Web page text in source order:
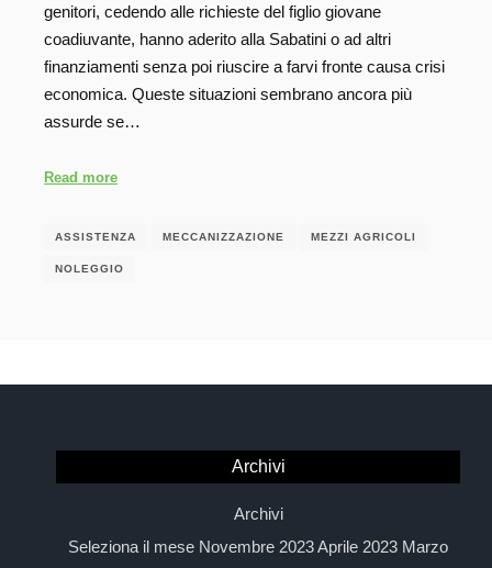
genitori, cedendo alle richieste del figlio giovane
coadiuvante, hanno aderito alla Sabatini o ad altri
finanziamenti senza poi riuscire a farvi fronte causa crisi
economica. Queste situazioni sembrano ancora più
assurde se…
Read more
ASSISTENZA MECCANIZZAZIONE MEZZI AGRICOLI
NOLEGGIO
Archivi
Archivi
Seleziona il mese Novembre 2023 Aprile 2023 Marzo